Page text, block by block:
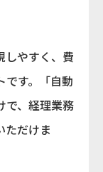
しやすく、費
です。「自動
で、経理業務
ただけま